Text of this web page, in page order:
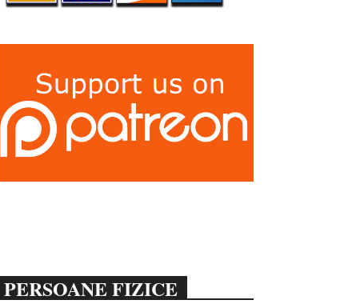
PERSOANE FIZICE